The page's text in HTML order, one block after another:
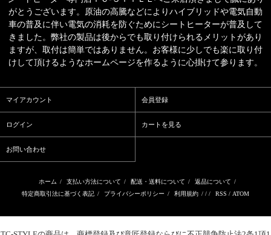
がとうございます。原油の高騰などによりハイブリッドや電気自動
車の普及に伴い電気の消耗を防ぐためにシートヒーターが普及して
きました。弊社の製品は後からでも取り付けられるメリットがあり
ますが、取付は簡単ではありません。お客様に少しでも楽に取り付
けして頂けるようなホームページを作るように心掛けて参ります。
マイアカウント 会員登録
ログイン カートを見る
お問い合わせ
ホーム / 支払い方法について / 配送・送料について / 返品について /
特定商取引法に基づく表記 / プライバシーポリシー / 利用規約 / / / RSS / ATOM